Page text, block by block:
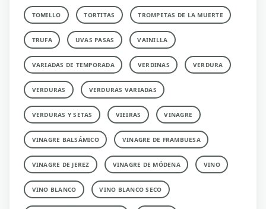
TOMILLO TORTITAS TROMPETAS DE LA MUERTE
TRUFA UVAS PASAS VAINILLA
VARIADAS DE TEMPORADA VERDINAS VERDURA
VERDURAS VERDURAS VARIADAS
VERDURAS Y SETAS VIEIRAS VINAGRE
VINAGRE BALSÁMICO VINAGRE DE FRAMBUESA
VINAGRE DE JEREZ VINAGRE DE MÓDENA VINO
VINO BLANCO VINO BLANCO SECO